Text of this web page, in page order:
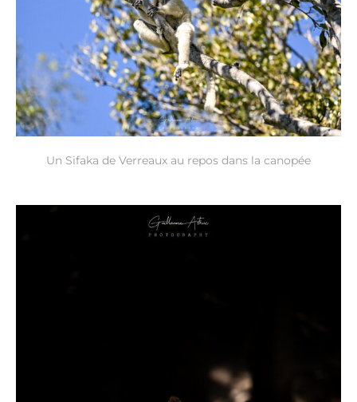
Un Sifaka de Verreaux au repos dans la canopée